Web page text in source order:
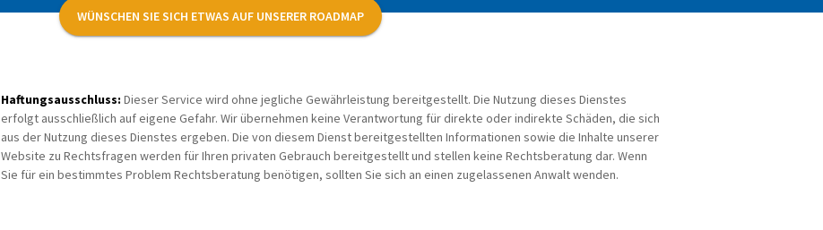
WÜNSCHEN SIE SICH ETWAS AUF UNSERER ROADMAP
Haftungsausschluss: Dieser Service wird ohne jegliche Gewährleistung bereitgestellt. Die Nutzung dieses Dienstes
erfolgt ausschließlich auf eigene Gefahr. Wir übernehmen keine Verantwortung für direkte oder indirekte Schäden, die sich
aus der Nutzung dieses Dienstes ergeben. Die von diesem Dienst bereitgestellten Informationen sowie die Inhalte unserer
Website zu Rechtsfragen werden für Ihren privaten Gebrauch bereitgestellt und stellen keine Rechtsberatung dar. Wenn
Sie für ein bestimmtes Problem Rechtsberatung benötigen, sollten Sie sich an einen zugelassenen Anwalt wenden.